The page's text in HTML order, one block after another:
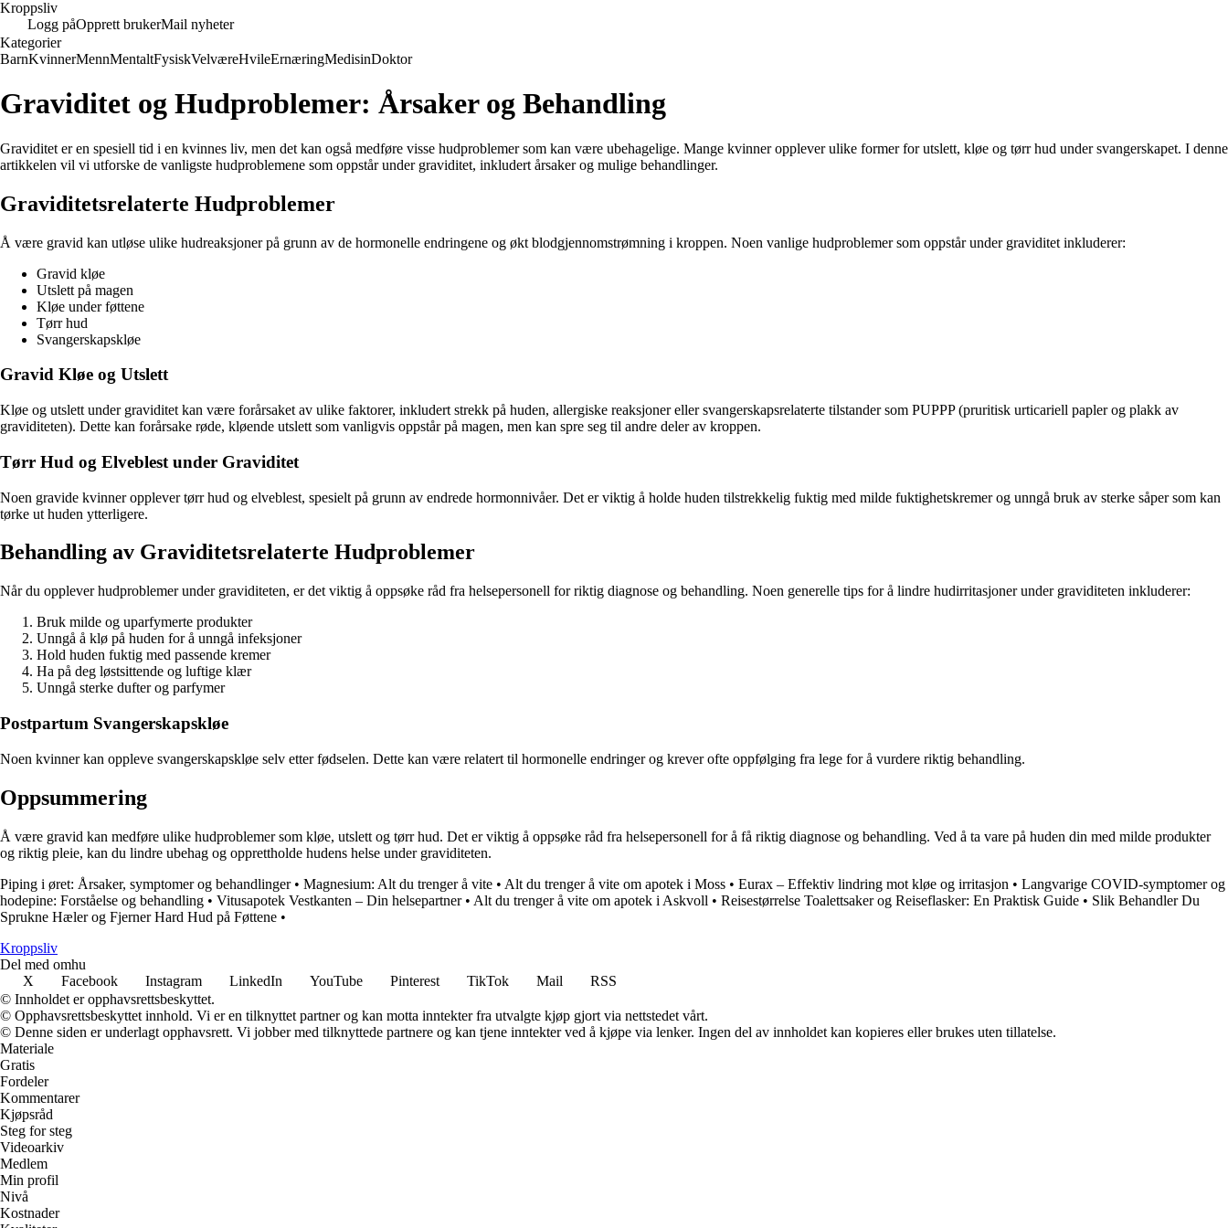
Kroppsliv
Logg påOpprett brukerMail nyheter
Kategorier
BarnKvinnerMennMentaltFysiskVelværeHvileErnæringMedisinDoktor
Graviditet og Hudproblemer: Årsaker og Behandling
Graviditet er en spesiell tid i en kvinnes liv, men det kan også medføre visse hudproblemer som kan være ubehagelige. Mange kvinner opplever ulike former for utslett, kløe og tørr hud under svangerskapet. I denne
artikkelen vil vi utforske de vanligste hudproblemene som oppstår under graviditet, inkludert årsaker og mulige behandlinger.
Graviditetsrelaterte Hudproblemer
Å være gravid kan utløse ulike hudreaksjoner på grunn av de hormonelle endringene og økt blodgjennomstrømning i kroppen. Noen vanlige hudproblemer som oppstår under graviditet inkluderer:
Gravid kløe
Utslett på magen
Kløe under føttene
Tørr hud
Svangerskapskløe
Gravid Kløe og Utslett
Kløe og utslett under graviditet kan være forårsaket av ulike faktorer, inkludert strekk på huden, allergiske reaksjoner eller svangerskapsrelaterte tilstander som PUPPP (pruritisk urticariell papler og plakk av
graviditeten). Dette kan forårsake røde, kløende utslett som vanligvis oppstår på magen, men kan spre seg til andre deler av kroppen.
Tørr Hud og Elveblest under Graviditet
Noen gravide kvinner opplever tørr hud og elveblest, spesielt på grunn av endrede hormonnivåer. Det er viktig å holde huden tilstrekkelig fuktig med milde fuktighetskremer og unngå bruk av sterke såper som kan
tørke ut huden ytterligere.
Behandling av Graviditetsrelaterte Hudproblemer
Når du opplever hudproblemer under graviditeten, er det viktig å oppsøke råd fra helsepersonell for riktig diagnose og behandling. Noen generelle tips for å lindre hudirritasjoner under graviditeten inkluderer:
Bruk milde og uparfymerte produkter
Unngå å klø på huden for å unngå infeksjoner
Hold huden fuktig med passende kremer
Ha på deg løstsittende og luftige klær
Unngå sterke dufter og parfymer
Postpartum Svangerskapskløe
Noen kvinner kan oppleve svangerskapskløe selv etter fødselen. Dette kan være relatert til hormonelle endringer og krever ofte oppfølging fra lege for å vurdere riktig behandling.
Oppsummering
Å være gravid kan medføre ulike hudproblemer som kløe, utslett og tørr hud. Det er viktig å oppsøke råd fra helsepersonell for å få riktig diagnose og behandling. Ved å ta vare på huden din med milde produkter
og riktig pleie, kan du lindre ubehag og opprettholde hudens helse under graviditeten.
Piping i øret: Årsaker, symptomer og behandlinger• Magnesium: Alt du trenger å vite • Alt du trenger å vite om apotek i Moss • Eurax – Effektiv lindring mot kløe og irritasjon • Langvarige COVID-symptomer og
hodepine: Forståelse og behandling • Vitusapotek Vestkanten – Din helsepartner• Alt du trenger å vite om apotek i Askvoll • Reisestørrelse Toalettsaker og Reiseflasker: En Praktisk Guide • Slik Behandler Du
Sprukne Hæler og Fjerner Hard Hud på Føttene •
Kroppsliv
Del med omhu
X
Facebook Instagram LinkedIn YouTube Pinterest TikTok Mail
RSS
© Innholdet er opphavsrettsbeskyttet.
© Opphavsrettsbeskyttet innhold. Vi er en tilknyttet partner og kan motta inntekter fra utvalgte kjøp gjort via nettstedet vårt.
© Denne siden er underlagt opphavsrett. Vi jobber med tilknyttede partnere og kan tjene inntekter ved å kjøpe via lenker. Ingen del av innholdet kan kopieres eller brukes uten tillatelse.
Materiale
Gratis
Fordeler
Kommentarer
Kjøpsråd
Steg for steg
Videoarkiv
Medlem
Min profil
Nivå
Kostnader